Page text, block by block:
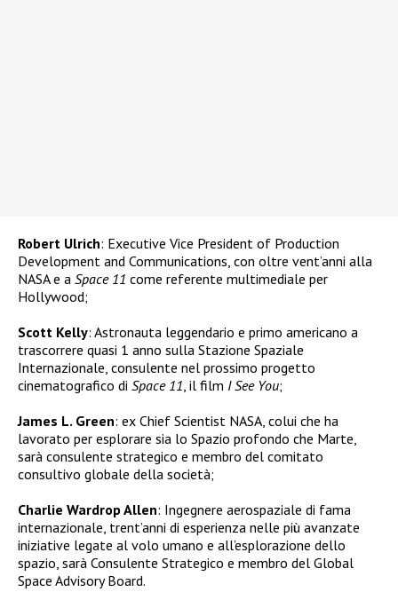
Robert Ulrich: Executive Vice President of Production
Development and Communications, con oltre vent’anni alla
NASA e a Space 11 come referente multimediale per
Hollywood;
Scott Kelly: Astronauta leggendario e primo americano a
trascorrere quasi 1 anno sulla Stazione Spaziale
Internazionale, consulente nel prossimo progetto
cinematografico di Space 11 , il film I See You;
James L. Green: ex Chief Scientist NASA, colui che ha
lavorato per esplorare sia lo Spazio profondo che Marte,
sarà consulente strategico e membro del comitato
consultivo globale della società;
Charlie Wardrop Allen: Ingegnere aerospaziale di fama
internazionale, trent’anni di esperienza nelle più avanzate
iniziative legate al volo umano e all’esplorazione dello
spazio, sarà Consulente Strategico e membro del Global
Space Advisory Board.